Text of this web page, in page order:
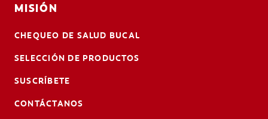
MISIÓN
CHEQUEO DE SALUD BUCAL
SELECCIÓN DE PRODUCTOS
SUSCRÍBETE
CONTÁCTANOS